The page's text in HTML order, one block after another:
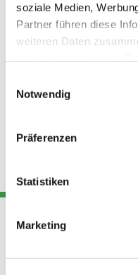
soziale Medien,
Partner führen diese
weiteren Daten
Notwendig
Präferenzen
Statistiken
Marketing
Adresse